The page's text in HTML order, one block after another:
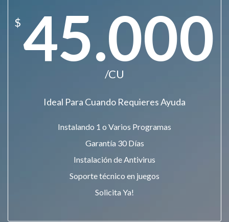
$45.000
/CU
Ideal Para Cuando Requieres Ayuda
Instalando 1 o Varios Programas
Garantía 30 Días
Instalación de Antivirus
Soporte técnico en juegos
Solicita Ya!